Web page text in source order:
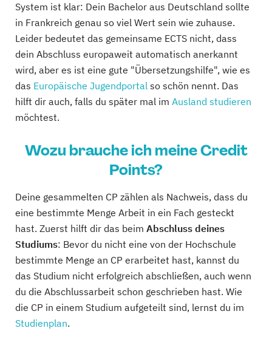
System ist klar: Dein Bachelor aus Deutschland sollte
in Frankreich genau so viel Wert sein wie zuhause.
Leider bedeutet das gemeinsame ECTS nicht, dass
dein Abschluss europaweit automatisch anerkannt
wird, aber es ist eine gute "Übersetzungshilfe", wie es
das Europäische Jugendportal so schön nennt. Das
hilft dir auch, falls du später mal im Ausland studieren
möchtest.
Wozu brauche ich meine Credit
Points?
Deine gesammelten CP zählen als Nachweis, dass du
eine bestimmte Menge Arbeit in ein Fach gesteckt
hast. Zuerst hilft dir das beim Abschluss deines
Studiums: Bevor du nicht eine von der Hochschule
bestimmte Menge an CP erarbeitet hast, kannst du
das Studium nicht erfolgreich abschließen, auch wenn
du die Abschlussarbeit schon geschrieben hast. Wie
die CP in einem Studium aufgeteilt sind, lernst du im
Studienplan.